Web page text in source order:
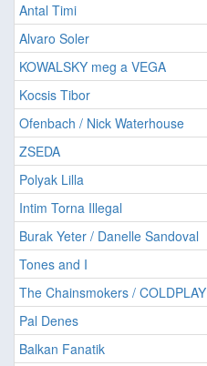
Antal Timi
Alvaro Soler
KOWALSKY meg a VEGA
Kocsis Tibor
Ofenbach / Nick Waterhouse
ZSEDA
Polyak Lilla
Intim Torna Illegal
Burak Yeter / Danelle Sandoval
Tones and I
The Chainsmokers / COLDPLAY
Pal Denes
Balkan Fanatik